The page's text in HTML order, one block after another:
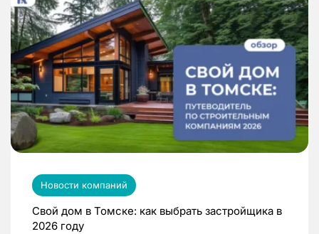
Новости компаний
Свой дом в Томске: как выбрать застройщика в
2026 году